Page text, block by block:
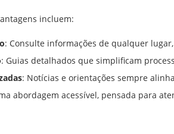
incluem:
: Consulte informações de qualquer
: Guias detalhados que simplificam
: Notícias e orientações sempre
abordagem acessível, pensada para